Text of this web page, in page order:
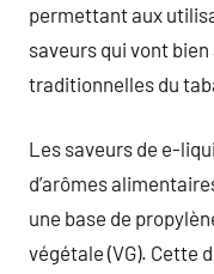
permettant aux
saveurs qui vont
traditionnelles du
Les saveurs de e-
d’arômes
une base de
végétale (VG). Cette